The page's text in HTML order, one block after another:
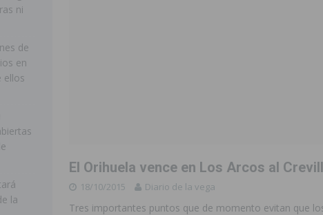
ultima diferentes soluciones para garantizar la seguridad y la continuidad
ORIHUELA
Orihuela llama a observar el eclipse solar del 12 de agosto con protección
ORIHUELA
El Orihuela vence en Los Arcos al
18/10/2015 Diario de la vega
Tres importantes puntos que de momento evitan que
ni
de
en
ellos
la